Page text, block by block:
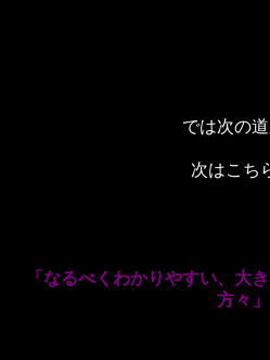
では次の道
次はこち
「なるべくわかりやすい、大
方々」